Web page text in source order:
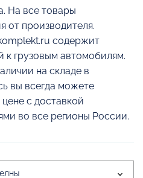
На все товары
от производителя.
содержит
к грузовым автомобилям.
на складе в
вы всегда можете
цене с доставкой
во все регионы России.